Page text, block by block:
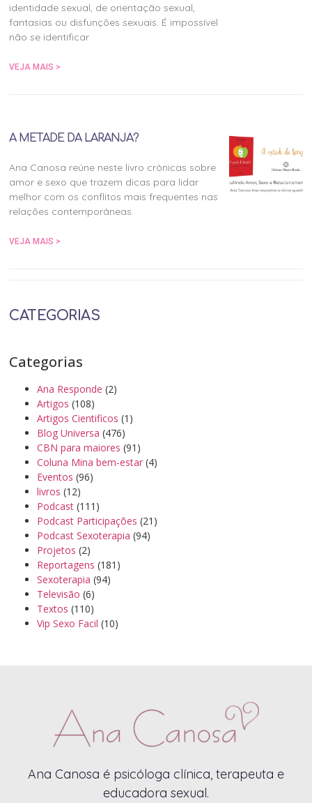
identidade sexual, de orientação sexual,
fantasias ou disfunções sexuais. É impossível
não se identificar
VEJA MAIS >
A METADE DA LARANJA?
Ana Canosa reúne neste livro crônicas sobre
amor e sexo que trazem dicas para lidar
melhor com os conflitos mais frequentes nas
relações contemporâneas.
VEJA MAIS >
CATEGORIAS
Categorias
Ana Responde (2)
Artigos (108)
Artigos Cientificos (1)
Blog Universa (476)
CBN para maiores (91)
Coluna Mina bem-estar (4)
Eventos (96)
livros (12)
Podcast (111)
Podcast Participações (21)
Podcast Sexoterapia (94)
Projetos (2)
Reportagens (181)
Sexoterapia (94)
Televisão (6)
Textos (110)
Vip Sexo Facil (10)
Ana Canosa é psicóloga clínica, terapeuta e
educadora sexual.